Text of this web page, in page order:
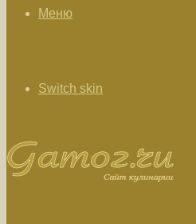
Меню
Switch skin